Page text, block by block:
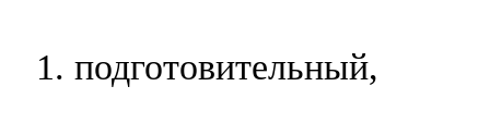
подготовительный,